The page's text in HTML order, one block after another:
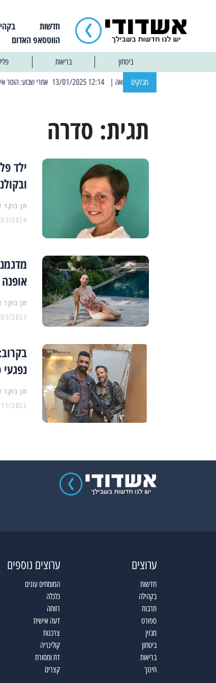
חדשות
הווטסאפ האדום
ביטחון בריאות
מבזקים | 12:14 13/01/2025 אחרי שבוע: הוסר איסור הרחצה בחופי אשדוד
תגית: סדרה
2024
אופנה
2023
2022
ערוצים
חדשות
בקהילה
תרבות
ספורט
מגזין
ביטחון
בריאות
חינוך
ערוצים נוספים
המומחים עונים
כלכלה
רווחה
דעה אישית
צרכנות
קולינריה
דת ומסורת
קצרים